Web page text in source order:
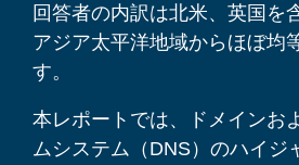
回答者の内訳は北米、英国を
アジア太平洋地域からほぼ均
す。
本レポートでは、ドメインお
ムシステム（DNS）のハイジ